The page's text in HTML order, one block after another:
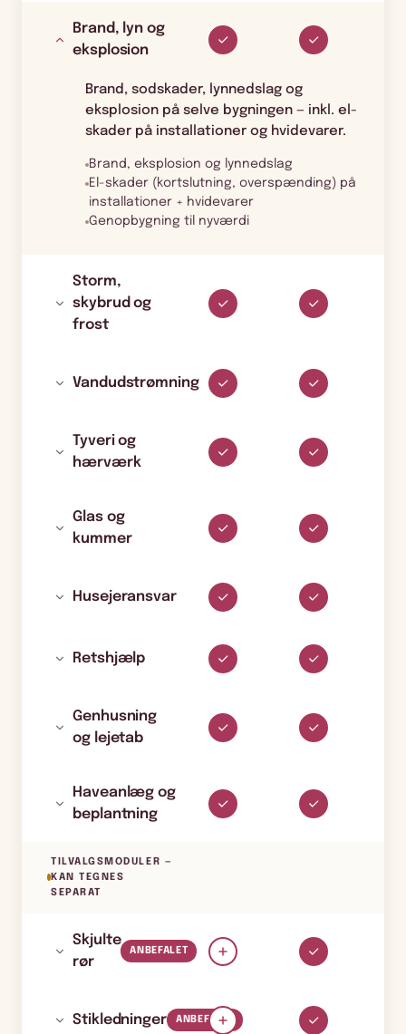
Brand, lyn og
eksplosion
Brand, sodskader, lynnedslag og
eksplosion på selve bygningen — inkl. el-
skader på installationer og hvidevarer.
Brand, eksplosion og lynnedslag
El-skader (kortslutning, overspænding) på
installationer + hvidevarer
Genopbygning til nyværdi
Storm,
skybrud og
frost
Vandudstrømning
Tyveri og
hærværk
Glas og
kummer
Husejeransvar
Retshjælp
Genhusning
og lejetab
Haveanlæg og
beplantning
TILVALGSMODULER —
KAN TEGNES
SEPARAT
Skjulte
rør
ANBEFALET
Stikledninger ANBEFALET